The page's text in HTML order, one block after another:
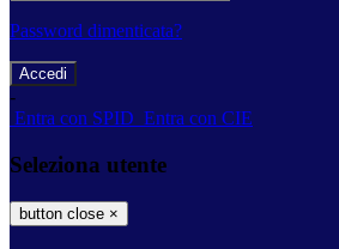
Password dimenticata?
-
Entra con SPID Entra con CIE
Seleziona utente
button close ×